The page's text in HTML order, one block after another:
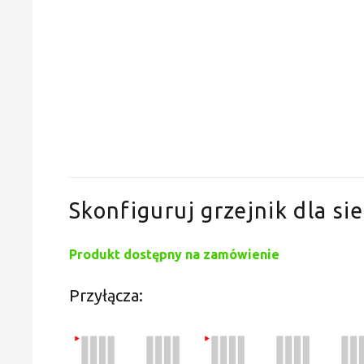
Skonfiguruj grzejnik dla
Produkt dostępny na zamówienie
Przyłącza: